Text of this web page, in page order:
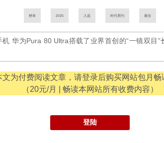
榜单 2025 入选 时代周刊 最佳
华为Pura 80 Ultra搭载了业界首创的“一镜双目
文为付费阅读文章，请登录后购买网站包月畅
（20元/月 | 畅读本网站所有收费内容）
登陆